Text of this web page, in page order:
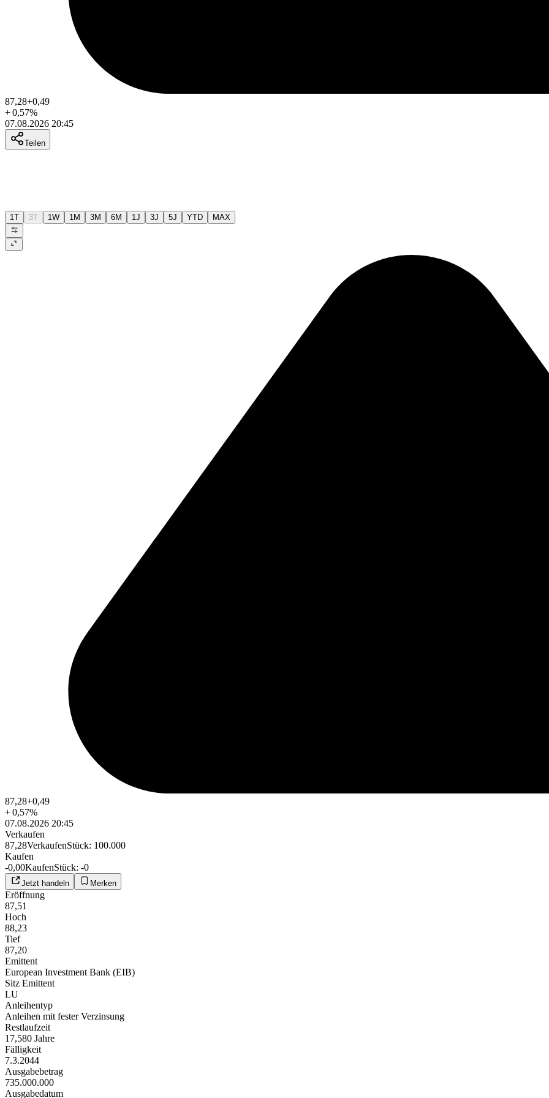
87,28+0,49
+0,57%
07.08.2026 20:45
Teilen
1T 3T 1W 1M 3M 6M 1J 3J 5J YTD MAX
87,28+0,49
+0,57%
07.08.2026 20:45
Verkaufen
87,28VerkaufenStück: 100.000
Kaufen
-0,00KaufenStück: -0
Jetzt handeln Merken
Eröffnung
87,51
Hoch
88,23
Tief
87,20
Emittent
European Investment Bank (EIB)
Sitz Emittent
LU
Anleihentyp
Anleihen mit fester Verzinsung
Restlaufzeit
17,580 Jahre
Fälligkeit
7.3.2044
Ausgabebetrag
735.000.000
Ausgabedatum